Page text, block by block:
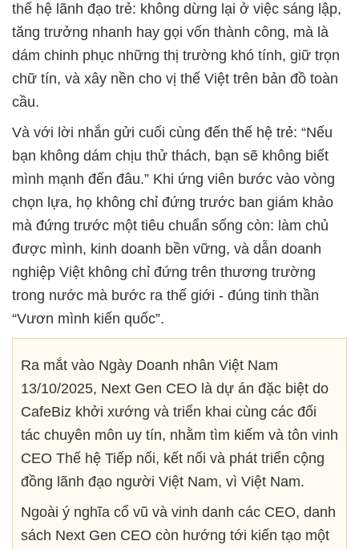
thế hệ lãnh đạo trẻ: không dừng lại ở việc sáng lập,
tăng trưởng nhanh hay gọi vốn thành công, mà là
dám chinh phục những thị trường khó tính, giữ trọn
chữ tín, và xây nền cho vị thế Việt trên bản đồ toàn
cầu.
Và với lời nhắn gửi cuối cùng đến thế hệ trẻ: “Nếu
bạn không dám chịu thử thách, bạn sẽ không biết
mình mạnh đến đâu.” Khi ứng viên bước vào vòng
chọn lựa, họ không chỉ đứng trước ban giám khảo
mà đứng trước một tiêu chuẩn sống còn: làm chủ
được mình, kinh doanh bền vững, và dẫn doanh
nghiệp Việt không chỉ đứng trên thương trường
trong nước mà bước ra thế giới - đúng tinh thần
“Vươn mình kiến quốc”.
Ra mắt vào Ngày Doanh nhân Việt Nam
13/10/2025, Next Gen CEO là dự án đặc biệt do
CafeBiz khởi xướng và triển khai cùng các đối
tác chuyên môn uy tín, nhằm tìm kiếm và tôn vinh
CEO Thế hệ Tiếp nối, kết nối và phát triển cộng
đồng lãnh đạo người Việt Nam, vì Việt Nam.
Ngoài ý nghĩa cổ vũ và vinh danh các CEO, danh
sách Next Gen CEO còn hướng tới kiến tạo một